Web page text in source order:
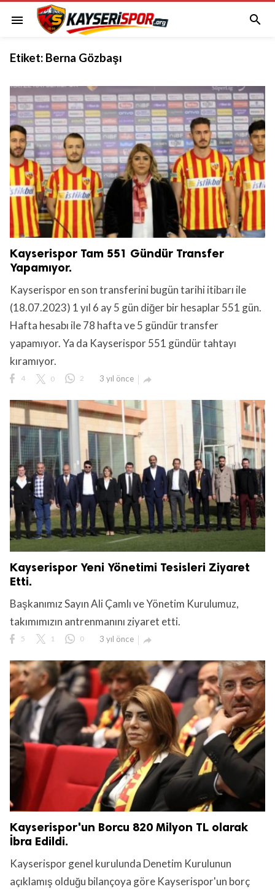
menu 
Etiket: Berna Gözbaşı
Kayserispor Tam 551 Gündür Transfer
Yapamıyor.
Kayserispor en son transferini bugün tarihi itibarı ile
(18.07.2023) 1 yıl 6 ay 5 gün diğer bir hesaplar 551 gün.
Hafta hesabı ile 78 hafta ve 5 gündür transfer
yapamıyor. Ya da Kayserispor 551 gündür tahtayı
kıramıyor.
4 0 2 3 yıl önce 
Kayserispor Yeni Yönetimi Tesisleri Ziyaret
Etti.
Başkanımız Sayın Ali Çamlı ve Yönetim Kurulumuz,
takımımızın antrenmanını ziyaret etti.
5 1 0 3 yıl önce 
Kayserispor'un Borcu 820 Milyon TL olarak
İbra Edildi.
Kayserispor genel kurulunda Denetim Kurulunun
açıklamış olduğu bilançoya göre Kayserispor'un borç